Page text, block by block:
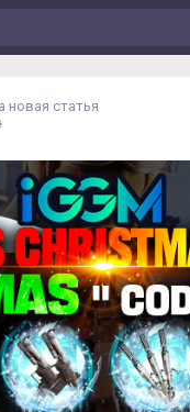
новая статья